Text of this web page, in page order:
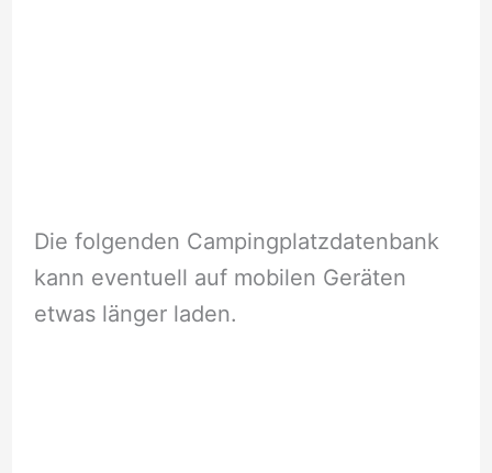
Die folgenden Campingplatzdatenbank
kann eventuell auf mobilen Geräten
etwas länger laden.